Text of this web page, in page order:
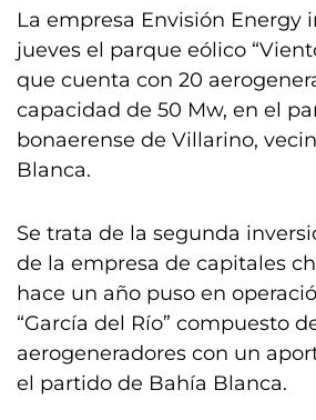
La empresa Envisión Energy
jueves el parque eólico
que cuenta con 20
capacidad de 50 Mw, en el
bonaerense de Villarino,
Blanca.
Se trata de la segunda
de la empresa de capitales
hace un año puso en
“García del Río” compuesto
aerogeneradores con un
el partido de Bahía Blanca.